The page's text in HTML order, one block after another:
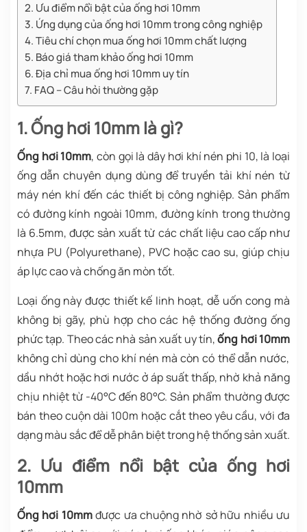
2. Ưu điểm nổi bật của ống hơi 10mm
3. Ứng dụng của ống hơi 10mm trong công nghiệp
4. Tiêu chí chọn mua ống hơi 10mm chất lượng
5. Báo giá tham khảo ống hơi 10mm
6. Địa chỉ mua ống hơi 10mm uy tín
7. FAQ – Câu hỏi thường gặp
1. Ống hơi 10mm là gì?
Ống hơi 10mm, còn gọi là dây hơi khí nén phi 10, là loại
ống dẫn chuyên dụng dùng để truyền tải khí nén từ
máy nén khí đến các thiết bị công nghiệp. Sản phẩm
có đường kính ngoài 10mm, đường kính trong thường
là 6.5mm, được sản xuất từ các chất liệu cao cấp như
nhựa PU (Polyurethane), PVC hoặc cao su, giúp chịu
áp lực cao và chống ăn mòn tốt.
Loại ống này được thiết kế linh hoạt, dễ uốn cong mà
không bị gãy, phù hợp cho các hệ thống đường ống
phức tạp. Theo các nhà sản xuất uy tín,ống hơi 10mm
không chỉ dùng cho khí nén mà còn có thể dẫn nước,
dầu nhớt hoặc hơi nước ở áp suất thấp, nhờ khả năng
chịu nhiệt từ -40°C đến 80°C. Sản phẩm thường được
bán theo cuộn dài 100m hoặc cắt theo yêu cầu, với đa
dạng màu sắc để dễ phân biệt trong hệ thống sản xuất.
2. Ưu điểm nổi bật của ống hơi
10mm
Ống hơi 10mmđược ưa chuộng nhờ sở hữu nhiều ưu